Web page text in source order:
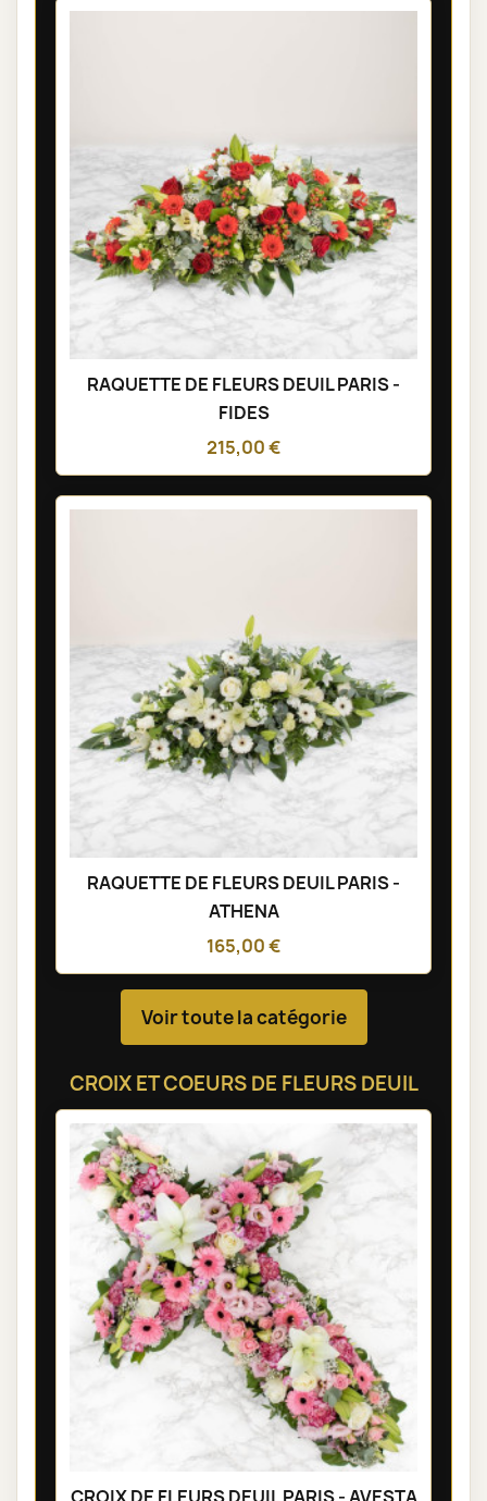
RAQUETTE DE FLEURS DEUIL PARIS -
FIDES
215,00 €
RAQUETTE DE FLEURS DEUIL PARIS -
ATHENA
165,00 €
Voir toute la catégorie
CROIX ET COEURS DE FLEURS DEUIL